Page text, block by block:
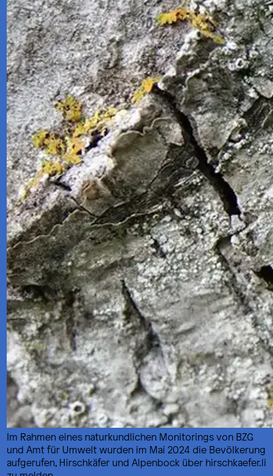
Im Rahmen eines naturkundlichen Monitorings von BZG
und Amt für Umwelt wurden im Mai 2024 die Bevölkerung
aufgerufen, Hirschkäfer und Alpenbock über hirschkaefer.li